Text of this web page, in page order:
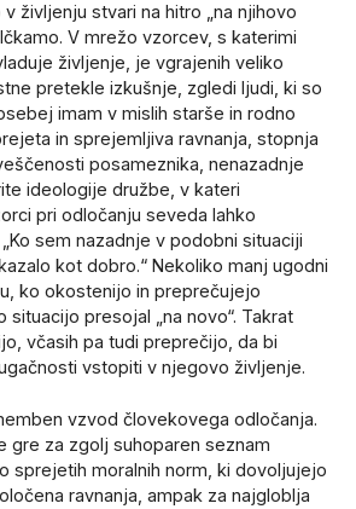
življenju stvari na hitro „na njihovo
V mrežo vzorcev, s katerimi
življenje, je vgrajenih veliko
pretekle izkušnje, zgledi ljudi, ki so
imam v mislih starše in rodno
in sprejemljiva ravnanja, stopnja
posameznika, nenazadnje
ideologije družbe, v kateri
pri odločanju seveda lahko
sem nazadnje v podobni situaciji
kot dobro.“ Nekoliko manj ugodni
ko okostenijo in preprečujejo
situacijo presojal „na novo“. Takrat
včasih pa tudi preprečijo, da bi
vstopiti v njegovo življenje.
vzvod človekovega odločanja.
gre za zgolj suhoparen seznam
sprejetih moralnih norm, ki dovoljujejo
ravnanja, ampak za najgloblja